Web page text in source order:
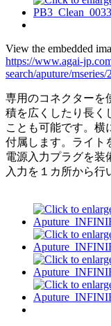
View the embedded
https://www.agai-
search/aputure/
専用のコネクターを
積を広くしたり長く
ことも可能です。横
付属します。ライト
電源入力プラグを装
入力を１カ所から行